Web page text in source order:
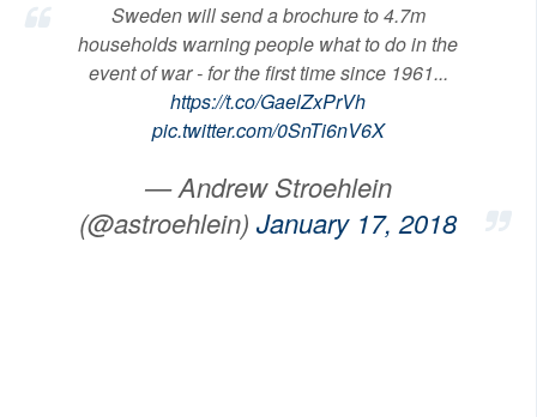
PLNÁ VERZE STRÁNEK
Sweden will send a brochure to 4.7m
households warning people what to do in the
event of war - for the first time since 1961...
https://t.co/GaelZxPrVh
pic.twitter.com/0SnTi6nV6X
— Andrew Stroehlein
(@astroehlein) January 17, 2018